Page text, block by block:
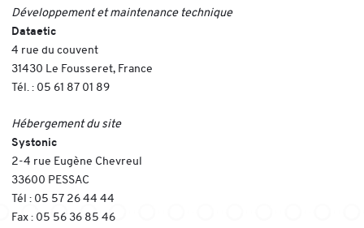
Développement et maintenance technique
Dataetic
4 rue du couvent
31430 Le Fousseret, France
Tél. : 05 61 87 01 89
Hébergement du site
Systonic
2-4 rue Eugène Chevreul
33600 PESSAC
Tél : 05 57 26 44 44
Fax : 05 56 36 85 46